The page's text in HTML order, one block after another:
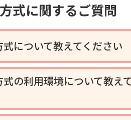
式に関するご質問
について教えてください
の利用環境について教え